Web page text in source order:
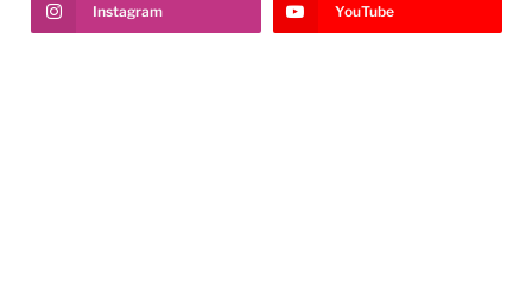
Instagram YouTube